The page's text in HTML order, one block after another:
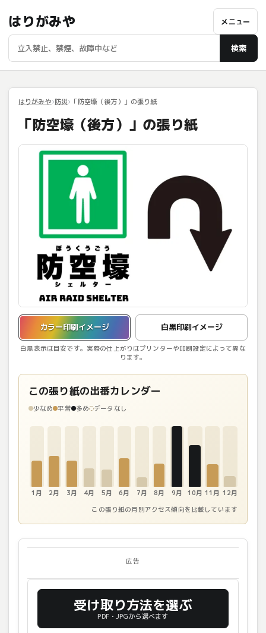
はりがみや
検索
メニュー
はりがみや 防災 「防空壕（後方）」の張り紙
「防空壕（後方）」の張り紙
カラー印刷イメージ 白黒印刷イメージ
白黒表示は目安です。実際の仕上がりはプリンターや印刷設定によって異な
ります。
カラー印刷イメージを表示しています。
この張り紙の出番カレンダー
少なめ 平常 多め データなし
1月 2月 3月 4月 5月 6月 7月 8月 9月 10月 11月 12月
この張り紙の月別アクセス傾向を比較しています
広告
受け取り方法を選ぶ
PDF・JPGから選べます